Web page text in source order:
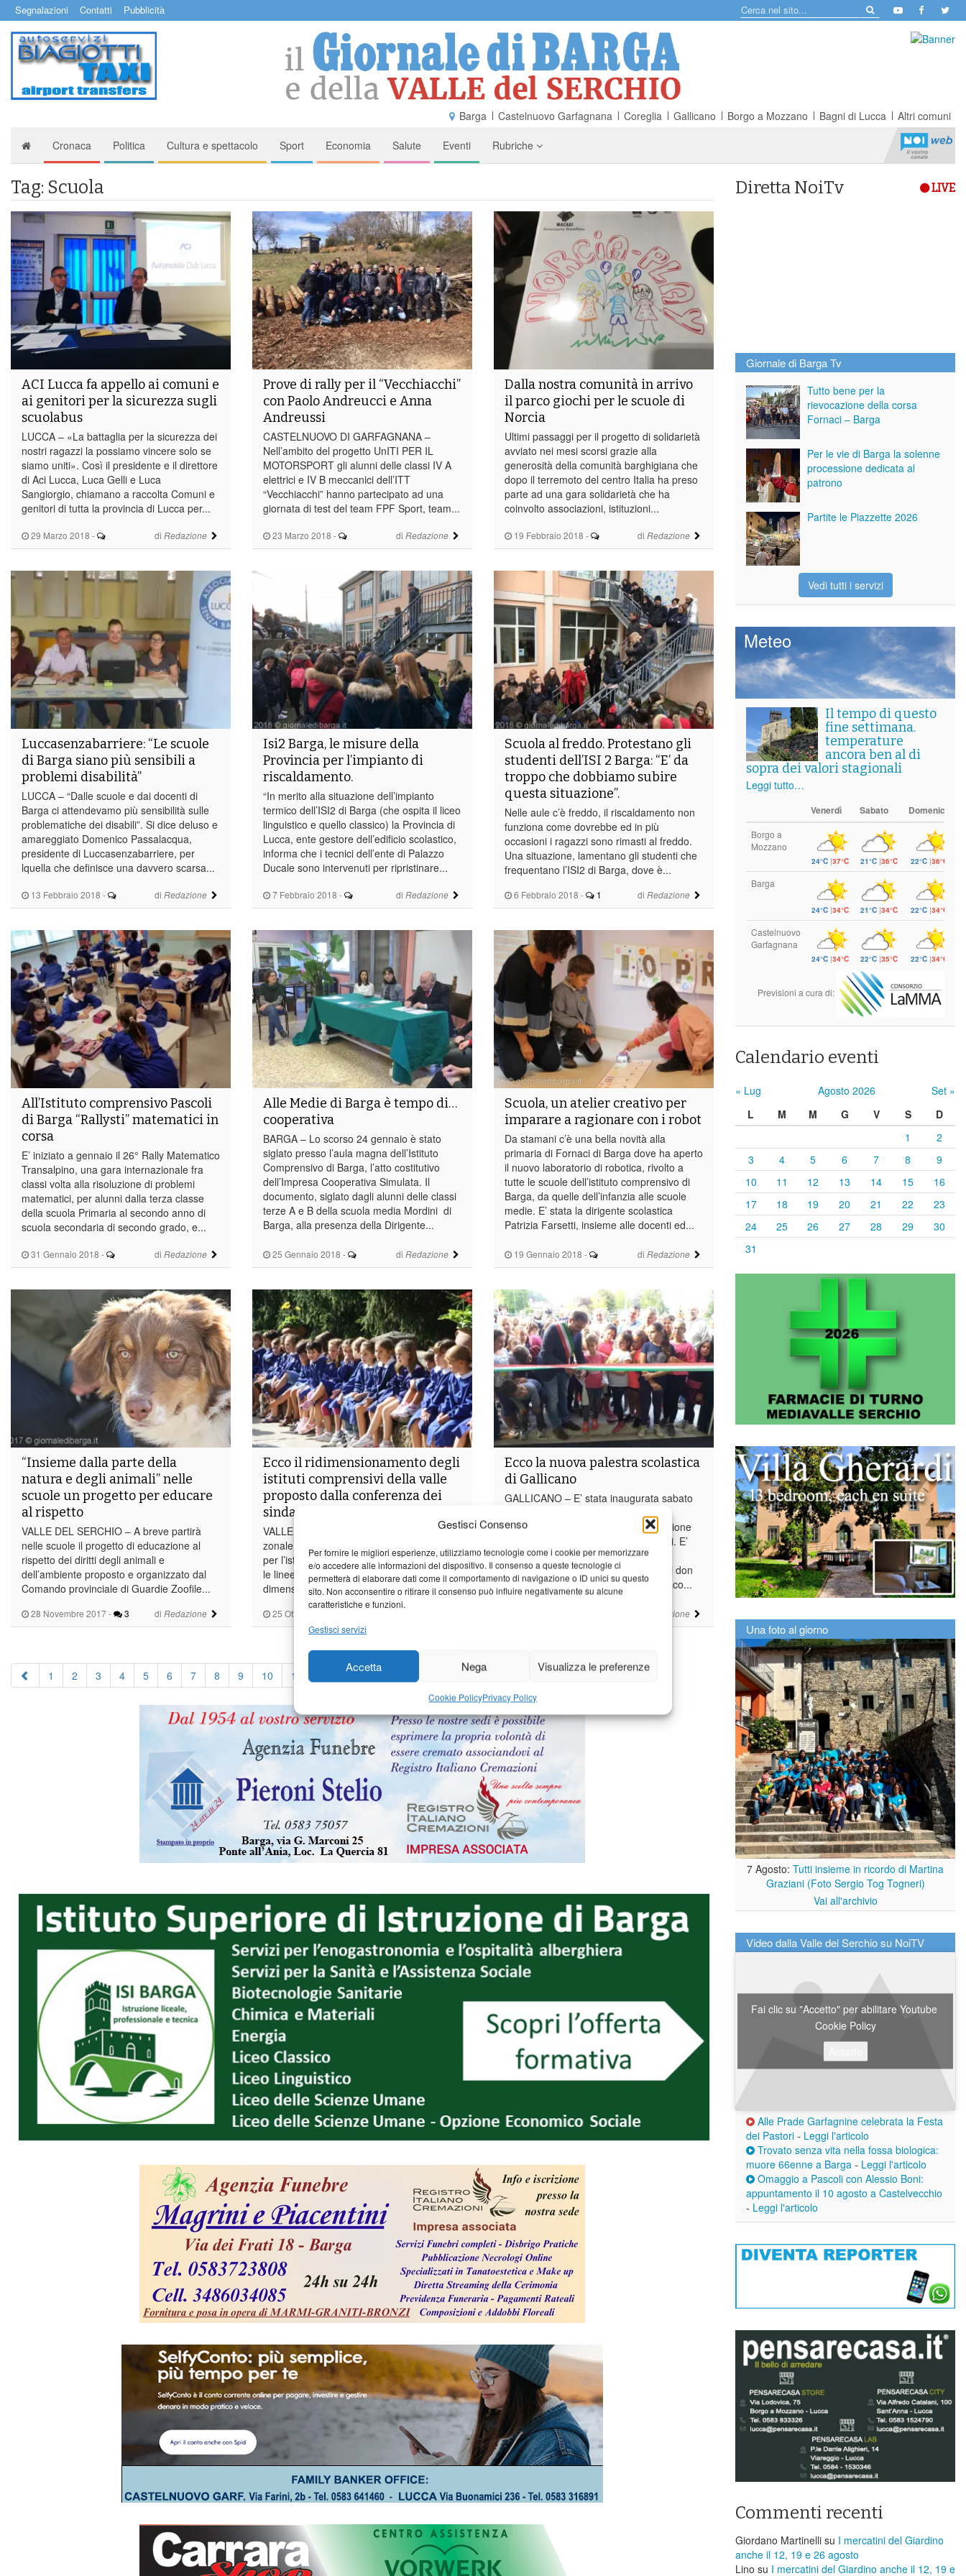
Gestisci Consenso
Per fornire le migliori esperienze, utilizziamo tecnologie come i cookie per memorizzare
e/o accedere alle informazioni del dispositivo. Il consenso a queste tecnologie ci
permetterà di elaborare dati come il comportamento di navigazione o ID unici su questo
sito. Non acconsentire o ritirare il consenso può influire negativamente su alcune
caratteristiche e funzioni.
Gestisci servizi
Accetta Nega Visualizza le preferenze
Cookie PolicyPrivacy Policy
Segnalazioni Contatti Pubblicità
Barga Castelnuovo Garfagnana Coreglia Gallicano Borgo a Mozzano Bagni di Lucca Altri comuni
Cronaca Politica Cultura e spettacolo Sport Economia Salute Eventi Rubriche
Tag: Scuola
29 Marzo 2018 - di Redazione
ACI Lucca fa appello ai comuni e
ai genitori per la sicurezza sugli
scuolabus
LUCCA – «La battaglia per la sicurezza dei
nostri ragazzi la possiamo vincere solo se
siamo uniti». Così il presidente e il direttore
di Aci Lucca, Luca Gelli e Luca
Sangiorgio, chiamano a raccolta Comuni e
genitori di tutta la provincia di Lucca per...
23 Marzo 2018 - di Redazione
Prove di rally per il “Vecchiacchi”
con Paolo Andreucci e Anna
Andreussi
CASTELNUOVO DI GARFAGNANA –
Nell’ambito del progetto UnITI PER IL
MOTORSPORT gli alunni delle classi IV A
elettrici e IV B meccanici dell’ITT
“Vecchiacchi” hanno partecipato ad una
giornata di test del team FPF Sport, team...
19 Febbraio 2018 - di Redazione
Dalla nostra comunità in arrivo
il parco giochi per le scuole di
Norcia
Ultimi passaggi per il progetto di solidarietà
avviato nei mesi scorsi grazie alla
generosità della comunità barghigiana che
dopo il terremoto del centro Italia ha preso
parte ad una gara solidarietà che ha
coinvolto associazioni, istituzioni...
13 Febbraio 2018 - di Redazione
Luccasenzabarriere: “Le scuole
di Barga siano più sensibili a
problemi disabilità”
LUCCA – “Dalle scuole e dai docenti di
Barga ci attendevamo più sensibilità sulle
problematiche dei disabili”. Si dice deluso e
amareggiato Domenico Passalacqua,
presidente di Luccasenzabarriere, per
lquella che definisce una davvero scarsa...
7 Febbraio 2018 - di Redazione
Isi2 Barga, le misure della
Provincia per l’impianto di
riscaldamento.
“In merito alla situazione dell’impianto
termico dell’ISI2 di Barga (che ospita il liceo
linguistico e quello classico) la Provincia di
Lucca, ente gestore dell’edificio scolastico,
informa che i tecnici dell’ente di Palazzo
Ducale sono intervenuti per ripristinare...
6 Febbraio 2018 - 1 di Redazione
Scuola al freddo. Protestano gli
studenti dell’ISI 2 Barga: “E’ da
troppo che dobbiamo subire
questa situazione”.
Nelle aule c’è freddo, il riscaldamento non
funziona come dovrebbe ed in più
occasioni i ragazzi sono rimasti al freddo.
Una situazione, lamentano gli studenti che
frequentano l’ISI2 di Barga, dove è...
31 Gennaio 2018 - di Redazione
All’Istituto comprensivo Pascoli
di Barga “Rallysti” matematici in
corsa
E’ iniziato a gennaio il 26° Rally Matematico
Transalpino, una gara internazionale fra
classi volta alla risoluzione di problemi
matematici, per alunni dalla terza classe
della scuola Primaria al secondo anno di
scuola secondaria di secondo grado, e...
25 Gennaio 2018 - di Redazione
Alle Medie di Barga è tempo di…
cooperativa
BARGA – Lo scorso 24 gennaio è stato
siglato presso l’aula magna dell’Istituto
Comprensivo di Barga, l’atto costitutivo
dell’Impresa Cooperativa Simulata. Il
documento, siglato dagli alunni delle classi
terze A e B della scuola media Mordini di
Barga, alla presenza della Dirigente...
19 Gennaio 2018 - di Redazione
Scuola, un atelier creativo per
imparare a ragionare con i robot
Da stamani c’è una bella novità alla
primaria di Fornaci di Barga dove ha aperto
il nuovo laboratorio di robotica, rivolto a
tutte le scuole dell’istituto comprensivo di
Barga, da quelle dell’infanzia alle scuole
medie. E’ stata la dirigente scolastica
Patrizia Farsetti, insieme alle docenti ed...
28 Novembre 2017 - 3 di Redazione
“Insieme dalla parte della
natura e degli animali” nelle
scuole un progetto per educare
al rispetto
VALLE DEL SERCHIO – A breve partirà
nelle scuole il progetto di educazione al
rispetto dei diritti degli animali e
dell’ambiente proposto e organizzato dal
Comando provinciale di Guardie Zoofile...
25 Ottobre 2017
Ecco il ridimensionamento degli
istituti comprensivi della valle
proposto dalla conferenza dei
sindaci
VALLE DEL SERCHIO – La conferenza
zonale dei sindaci della Valle del Serchio
per l’istruzione ha stabilito nei giorni scorsi
le linee guida per procedere al
dimensionamento della rete scolastica...
Redazione
Ecco la nuova palestra scolastica
di Gallicano
GALLICANO – E’ stata inaugurata sabato
scolastica realizzata dall’Amministrazione
Comunale presso gli Impianti Sportivi. E’
stata una bella festa quella per
l’inaugurazione con la benedizione di don
Fiorenzo Toti e la presenza del sindaco...
1 2 3 4 5 6 7 8 9 10 11 … 19
Diretta NoiTv LIVE
Giornale di Barga Tv
Tutto bene per la
rievocazione della corsa
Fornaci – Barga
Per le vie di Barga la solenne
processione dedicata al
patrono
Partite le Piazzette 2026
Vedi tutti i servizi
Meteo
Il tempo di questo
fine settimana.
temperature
ancora ben al di
sopra dei valori stagionali
Leggi tutto…
Venerdì Sabato Domenica
Borgo a
Mozzano
24°C |37°C 21°C |36°C 22°C |36°C
Barga
24°C |34°C 21°C |34°C 22°C |34°C
Castelnuovo
Garfagnana
24°C |34°C 22°C |35°C 22°C |34°C
Previsioni a cura di:
Calendario eventi
« Lug Agosto 2026
Set »
L
M M G V S
D
1
2
3
4 5 6 7 8
9
10
11 12 13 14 15
16
17
18 19 20 21 22
23
24
25 26 27 28 29
30
31
Una foto al giorno
7 Agosto: Tutti insieme in ricordo di Martina
Graziani (Foto Sergio Tog Togneri)
Vai all'archivio
Video dalla Valle del Serchio su NoiTV
Fai clic su "Accetto" per abilitare Youtube
Cookie Policy
Alle Prade Garfagnine celebrata la Festa
dei Pastori - Leggi l'articolo
Trovato senza vita nella fossa biologica:
muore 66enne a Barga - Leggi l'articolo
Omaggio a Pascoli con Alessio Boni:
appuntamento il 10 agosto a Castelvecchio
- Leggi l'articolo
Commenti recenti
Giordano Martinelli su I mercatini del Giardino
anche il 12, 19 e 26 agosto
Lino su I mercatini del Giardino anche il 12, 19 e